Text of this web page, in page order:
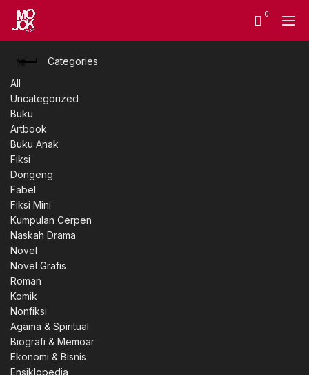
0
Categories
All
Uncategorized
Buku
Artbook
Buku Anak
Fiksi
Dongeng
Fabel
Fiksi Mini
Kumpulan Cerpen
Naskah Drama
Novel
Novel Grafis
Roman
Komik
Nonfiksi
Agama & Spiritual
Biografi & Memoar
Ekonomi & Bisnis
Ensiklopedia